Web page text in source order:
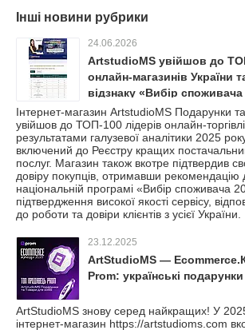
Інші новини рубрики
24.06.2026
ArtstudioMS увійшов до
онлайн-магазинів України
відзнаку «Вибір
Інтернет-магазин ArtstudioMS Подарунки
увійшов до ТОП-100 лідерів онлайн-
результатами галузевої аналітики 2025
включений до Реєстру кращих
послуг. Магазин також вкотре підтвердив
довіру покупців, отримавши рекомендацію
національній програмі «Вибір споживача
підтвердження високої якості сервісу,
до роботи та довіри клієнтів з усієї України.
23.12.2025
ArtStudioMS —
Prom: українські
ArtStudioMS знову серед найкращих! У
інтернет-магазин https://artstudioms.com